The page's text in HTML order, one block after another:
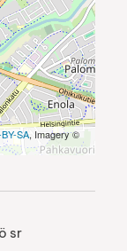
SA, Imagery ©
sr